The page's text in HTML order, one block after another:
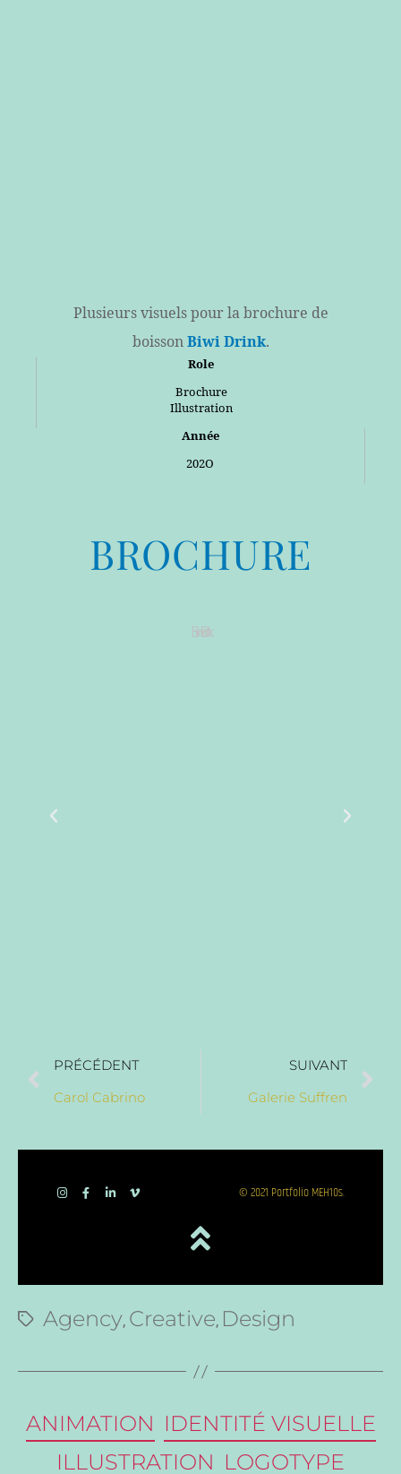
Plusieurs visuels pour la brochure de
boisson Biwi Drink.
Role
Brochure
Illustration
Année
202O
BROCHURE​
Biwi Drink
PRÉCÉDENT
Carol Cabrino
SUIVANT
Galerie Suffren
© 2021 Portfolio MEH10s.
Agency, Creative, Design
ANIMATION IDENTITÉ VISUELLE
ILLUSTRATION LOGOTYPE